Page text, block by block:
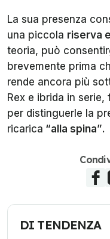
La sua presenza
una piccola riserva
teoria, può
brevemente prima
rende ancora più
Rex e ibrida in
per distinguerle la
ricarica “alla spina”.
DI TENDENZA